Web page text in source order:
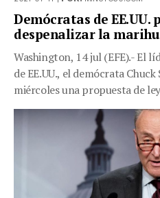
Demócratas de EE.UU.
despenalizar la
Washington, 14 jul (EFE).- El
de EE.UU., el demócrata
miércoles una propuesta de